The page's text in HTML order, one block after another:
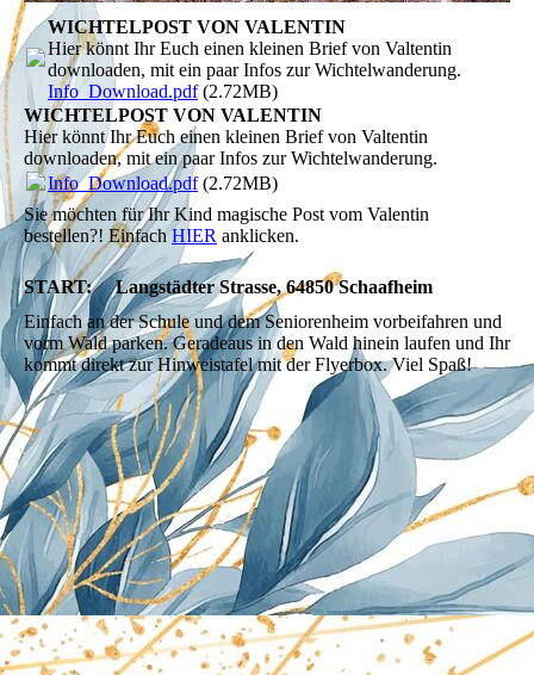
WICHTELPOST VON VALENTIN
Hier könnt Ihr Euch einen kleinen Brief von Valtentin
downloaden, mit ein paar Infos zur Wichtelwanderung.
Info_Download.pdf(2.72MB)
WICHTELPOST VON VALENTIN
Hier könnt Ihr Euch einen kleinen Brief von Valtentin
downloaden, mit ein paar Infos zur Wichtelwanderung.
Info_Download.pdf(2.72MB)
Sie möchten für Ihr Kind magische Post vom Valentin
bestellen?! Einfach HIER anklicken.
START:Langstädter Strasse, 64850 Schaafheim
Einfach an der Schule und dem Seniorenheim vorbeifahren und
vorm Wald parken. Geradeaus in den Wald hinein laufen und Ihr
kommt direkt zur Hinweistafel mit der Flyerbox. Viel Spaß!